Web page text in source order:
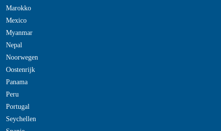
Marokko
Mexico
Myanmar
Nepal
Noorwegen
Oostenrijk
Panama
Peru
Portugal
Seychellen